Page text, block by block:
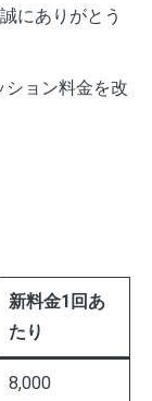
にありがとう
ション料金を改
新料金1回あ
たり
8,000